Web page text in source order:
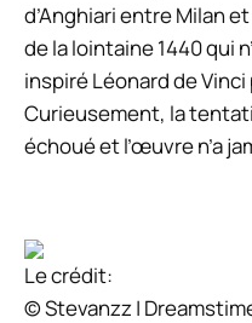
d’Anghiari entre Milan
de la lointaine 1440 qui
inspiré Léonard de
Curieusement, la
échoué et l’œuvre n’a
Le crédit:
© Stevanzz |